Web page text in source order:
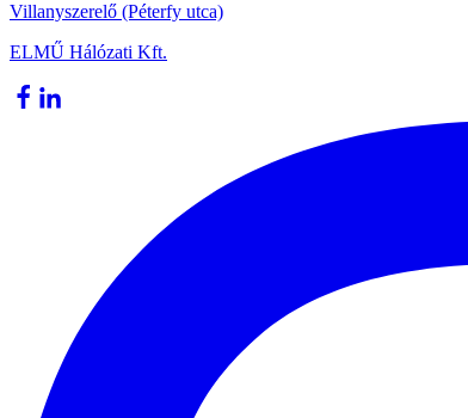
Villanyszerelő (Péterfy utca)
ELMŰ Hálózati Kft.